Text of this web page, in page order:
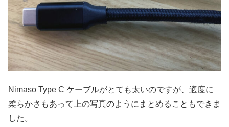
Nimaso Type C ケーブルがとても太いのですが、適度に
柔らかさもあって上の写真のようにまとめることもできま
した。